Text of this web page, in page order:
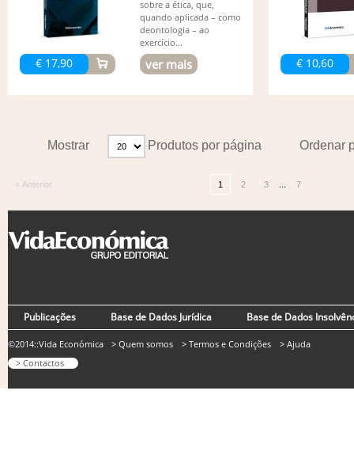
€ 17,90
sobre a ética, que,
quando aplicada – como
deontologia – ao
exercício...
ver mais € 10,60
Ordenar
Mostrar Produtos por página
« Anterior 1 2 3 ... 7
Publicações Base de Dados Jurídica Base de Dados
©2014::Vida Económica
> Contactos
> Quem somos > Termos e Condições > Ajuda